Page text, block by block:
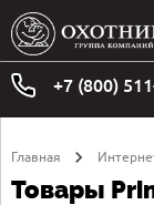
+7 (800)
Главная
Товары